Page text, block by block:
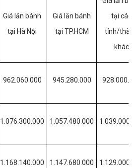
Giá lăn bánh
tại Hà Nội
Giá lăn bánh
tại TP.HCM
tại các
tỉnh/
khác
962.060.000 945.280.000
1.076.300.000 1.057.480.000
1.168.140.000 1.147.680.000